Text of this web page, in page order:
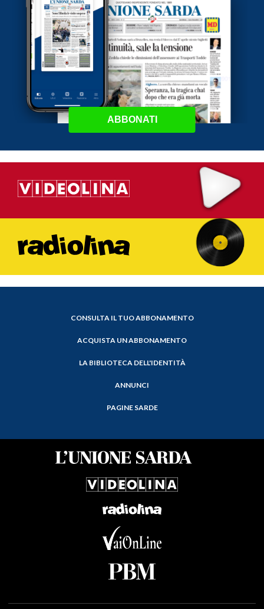
ABBONATI
CONSULTA IL TUO ABBONAMENTO
ACQUISTA UN ABBONAMENTO
LA BIBLIOTECA DELL'IDENTITÀ
ANNUNCI
PAGINE SARDE